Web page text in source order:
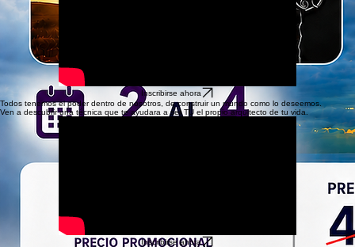
Inscribirse ahora
Todos tenemos el poder dentro de nosotros, de construir un mundo como lo deseemos.
Ven a descubrir una técnica que te ayudara a ser TÚ el propio arquitecto de tu vida.
Inscribirse ahora